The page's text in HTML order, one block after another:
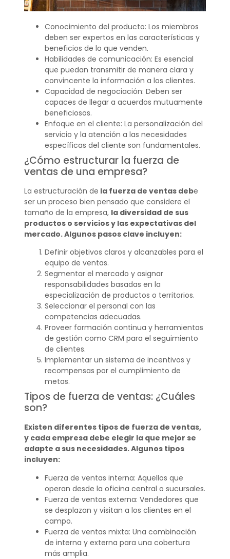
Conocimiento del producto: Los miembros
deben ser expertos en las características y
beneficios de lo que venden.
Habilidades de comunicación: Es esencial
que puedan transmitir de manera clara y
convincente la información a los clientes.
Capacidad de negociación: Deben ser
capaces de llegar a acuerdos mutuamente
beneficiosos.
Enfoque en el cliente: La personalización del
servicio y la atención a las necesidades
específicas del cliente son fundamentales.
¿Cómo estructurar la fuerza de
ventas de una empresa?
La estructuración de la fuerza de ventas debe
ser un proceso bien pensado que considere el
tamaño de la empresa, la diversidad de sus
productos o servicios y las expectativas del
mercado. Algunos pasos clave incluyen:
Definir objetivos claros y alcanzables para el
equipo de ventas.
Segmentar el mercado y asignar
responsabilidades basadas en la
especialización de productos o territorios.
Seleccionar el personal con las
competencias adecuadas.
Proveer formación continua y herramientas
de gestión como CRM para el seguimiento
de clientes.
Implementar un sistema de incentivos y
recompensas por el cumplimiento de
metas.
Tipos de fuerza de ventas: ¿Cuáles
son?
Existen diferentes tipos de fuerza de ventas,
y cada empresa debe elegir la que mejor se
adapte a sus necesidades. Algunos tipos
incluyen:
Fuerza de ventas interna: Aquellos que
operan desde la oficina central o sucursales.
Fuerza de ventas externa: Vendedores que
se desplazan y visitan a los clientes en el
campo.
Fuerza de ventas mixta: Una combinación
de interna y externa para una cobertura
más amplia.